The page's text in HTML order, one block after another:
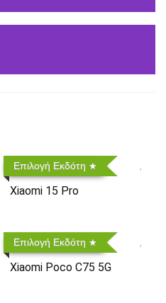
Επιλογή Εκδότη
Xiaomi 15 Pro
Επιλογή Εκδότη
Xiaomi Poco C75 5G